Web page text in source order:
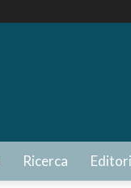
Ricerca